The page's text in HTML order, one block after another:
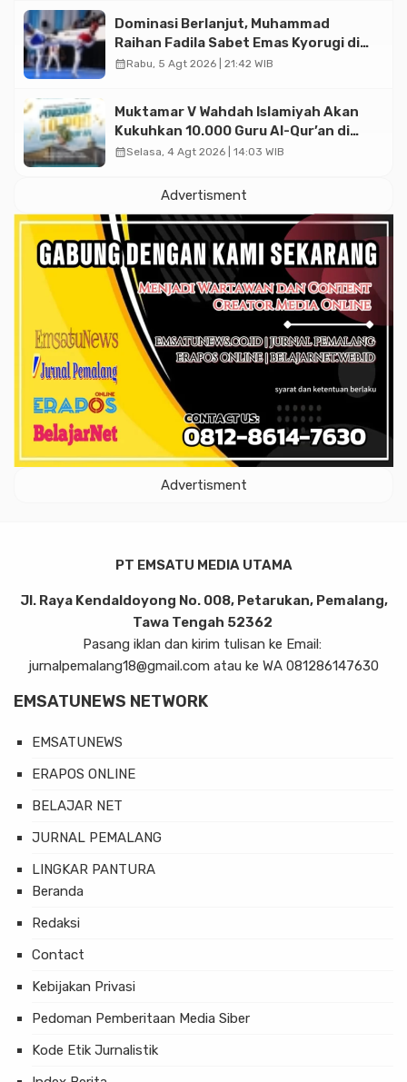
Dominasi Berlanjut, Muhammad
Raihan Fadila Sabet Emas Kyorugi di
Asian Taekwondo Indonesia Open
calendar_monthRabu, 5 Agt 2026 | 21:42 WIB
Muktamar V Wahdah Islamiyah Akan
Kukuhkan 10.000 Guru Al-Qur’an di
Masjid Istiqlal
calendar_monthSelasa, 4 Agt 2026 | 14:03 WIB
Advertisment
Advertisment
PT EMSATU MEDIA UTAMA
Jl. Raya Kendaldoyong No. 008, Petarukan, Pemalang,
Tawa Tengah 52362
Pasang iklan dan kirim tulisan ke Email:
jurnalpemalang18@gmail.com atau ke WA 081286147630
EMSATUNEWS NETWORK
EMSATUNEWS
ERAPOS ONLINE
BELAJAR NET
JURNAL PEMALANG
LINGKAR PANTURA
Beranda
Redaksi
Contact
Kebijakan Privasi
Pedoman Pemberitaan Media Siber
Kode Etik Jurnalistik